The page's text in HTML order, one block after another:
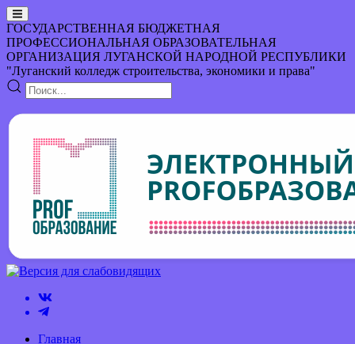
ГОСУДАРСТВЕННАЯ БЮДЖЕТНАЯ
ПРОФЕССИОНАЛЬНАЯ ОБРАЗОВАТЕЛЬНАЯ
ОРГАНИЗАЦИЯ ЛУГАНСКОЙ НАРОДНОЙ РЕСПУБЛИКИ
"Луганский колледж строительства, экономики и права"
Главная